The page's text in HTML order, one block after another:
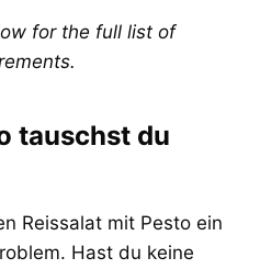
for the full list of
tauschst du
Reissalat mit Pesto ein
Hast du keine